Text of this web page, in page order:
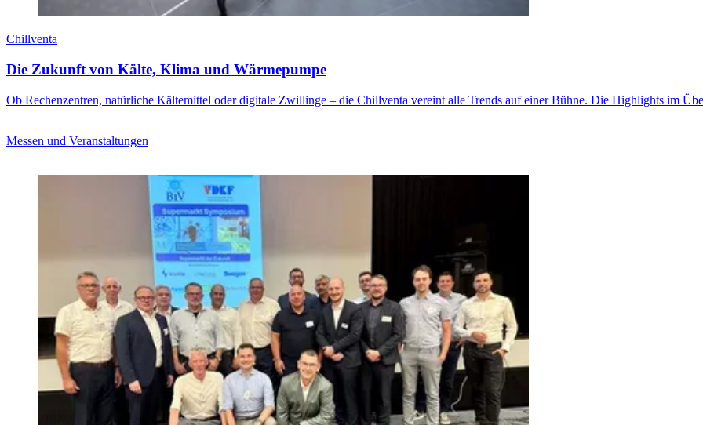
Chillventa
Die Zukunft von Kälte, Klima und Wärmepumpe
Ob Rechenzentren, natürliche Kältemittel oder digitale Zwillinge – die Chillventa vereint alle Trends auf einer Bühne. Die Highlights im
Messen und Veranstaltungen